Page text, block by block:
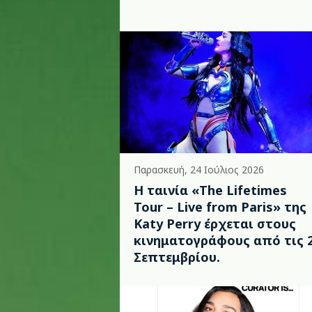
Παρασκευή, 24 Ιούλιος 2026
Η ταινία «The Lifetimes
Tour – Live from Paris» της
Katy Perry έρχεται στους
κινηματογράφους από τις
Σεπτεμβρίου.